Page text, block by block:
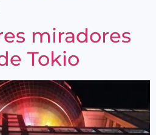
miradores
Tokio